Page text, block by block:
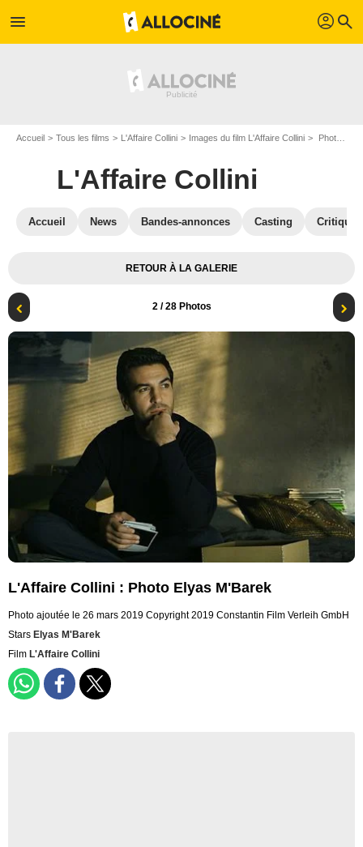
menu profil search
Accueil Tous les films L'Affaire Collini Images du film L'Affaire Collini Photo du film L'Affaire Collini - Photo 2
L'Affaire Collini
Accueil News Bandes-annonces Casting
RETOUR À LA GALERIE
2/ 28 Photos
L'Affaire Collini : Photo Elyas M'Barek
Photo ajoutée le 26 mars 2019 Copyright 2019 Constantin Film Verleih GmbH
Stars Elyas M'Barek
Film L'Affaire Collini